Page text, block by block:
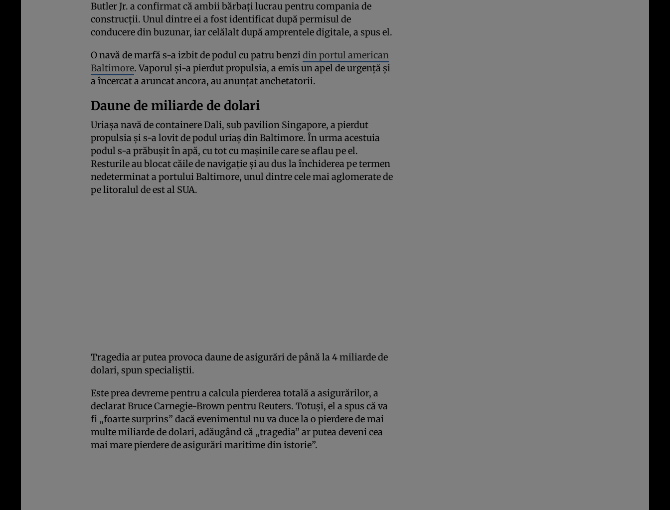
Butler Jr. a confirmat că ambii bărbați lucrau pentru compania de
construcții. Unul dintre ei a fost identificat după permisul de
conducere din buzunar, iar celălalt după amprentele digitale, a spus el.
O navă de marfă s-a izbit de podul cu patru benzidin portul american
Baltimore. Vaporul și-a pierdut propulsia, a emis un apel de urgență și
a încercat a aruncat ancora, au anunțat anchetatorii.
Daune de miliarde de dolari
Uriașa navă de containere Dali, sub pavilion Singapore, a pierdut
propulsia și s-a lovit de podul uriaș din Baltimore. În urma acestuia
podul s-a prăbușit în apă, cu tot cu mașinile care se aflau pe el.
Resturile au blocat căile de navigație și au dus la închiderea pe termen
nedeterminat a portului Baltimore, unul dintre cele mai aglomerate de
pe litoralul de est al SUA.
Tragedia ar putea provoca daune de asigurări de până la 4 miliarde de
dolari, spun specialiștii.
Este prea devreme pentru a calcula pierderea totală a asigurărilor, a
declarat Bruce Carnegie-Brown pentru Reuters. Totuși, el a spus că va
fi „foarte surprins” dacă evenimentul nu va duce la o pierdere de mai
multe miliarde de dolari, adăugând că „tragedia” ar putea deveni cea
mai mare pierdere de asigurări maritime din istorie”.